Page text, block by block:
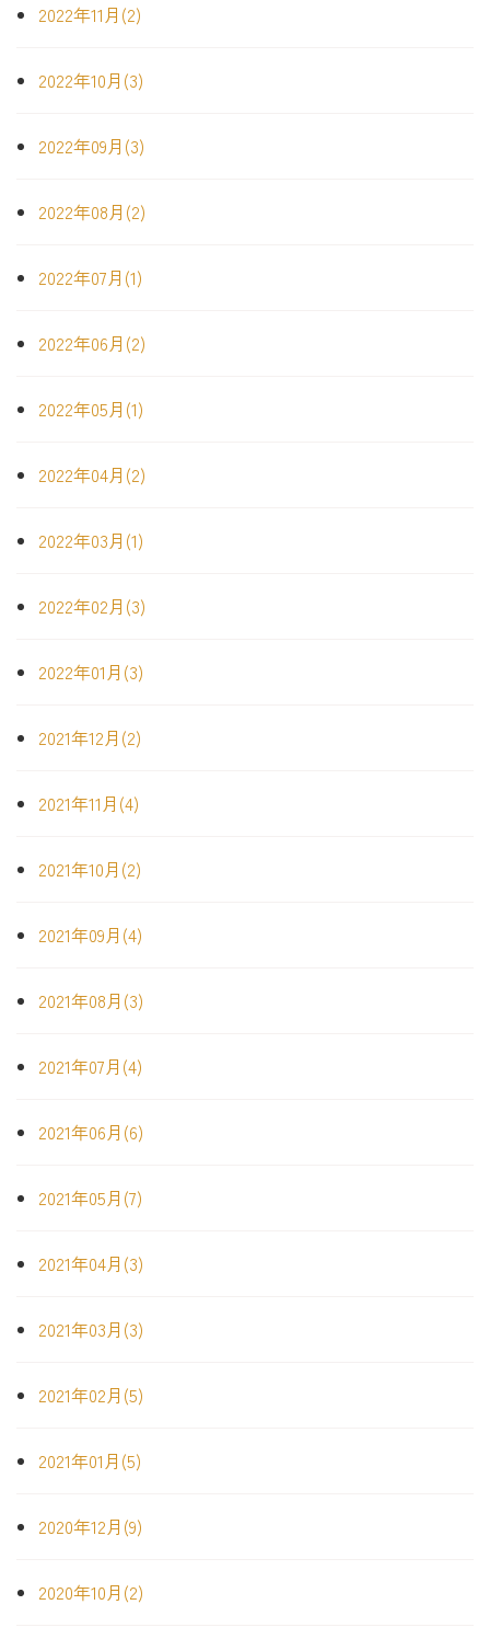
2022年11月(2)
2022年10月(3)
2022年09月(3)
2022年08月(2)
2022年07月(1)
2022年06月(2)
2022年05月(1)
2022年04月(2)
2022年03月(1)
2022年02月(3)
2022年01月(3)
2021年12月(2)
2021年11月(4)
2021年10月(2)
2021年09月(4)
2021年08月(3)
2021年07月(4)
2021年06月(6)
2021年05月(7)
2021年04月(3)
2021年03月(3)
2021年02月(5)
2021年01月(5)
2020年12月(9)
2020年10月(2)